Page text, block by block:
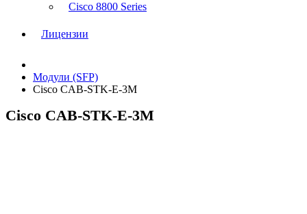
Cisco 8800 Series
Лицензии
Модули (SFP)
Cisco CAB-STK-E-3M
Cisco CAB-STK-E-3M